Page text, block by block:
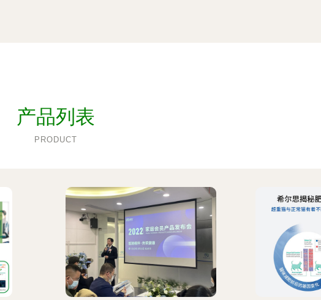
产品列表
PRODUCT